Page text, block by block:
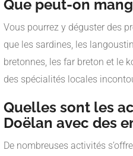
Que peut-on
Vous pourrez y déguster des
que les sardines, les
bretonnes, les far breton et le
des spécialités locales
Quelles sont les
Doëlan avec des
De nombreuses activités